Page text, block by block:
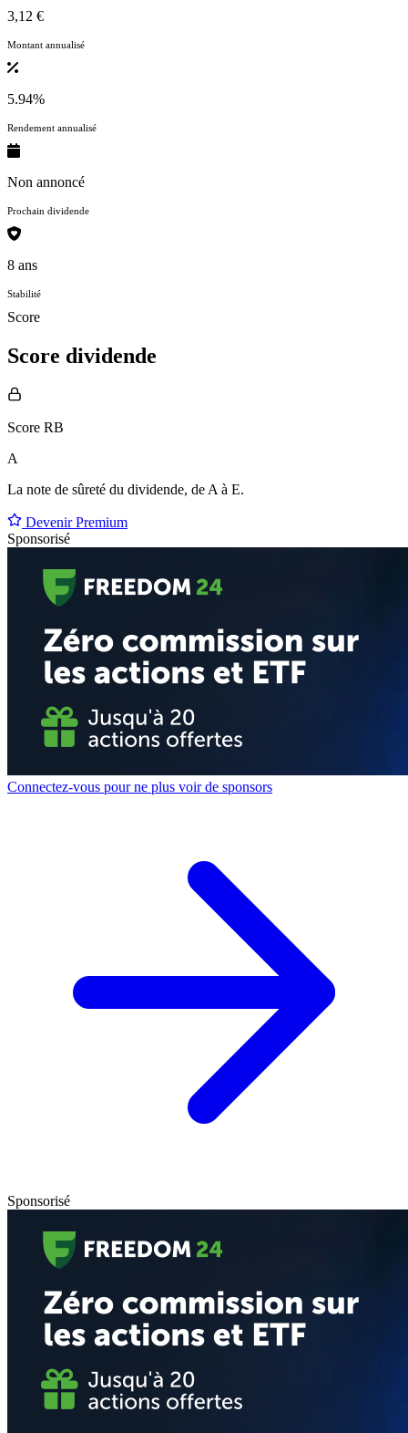
3,12 €
Montant annualisé
5.94%
Rendement annualisé
Non annoncé
Prochain dividende
8 ans
Stabilité
Score
Score dividende
Score RB
A
La note de sûreté du dividende, de A à E.
Devenir Premium
Sponsorisé
Connectez-vous pour ne plus voir de sponsors
Sponsorisé